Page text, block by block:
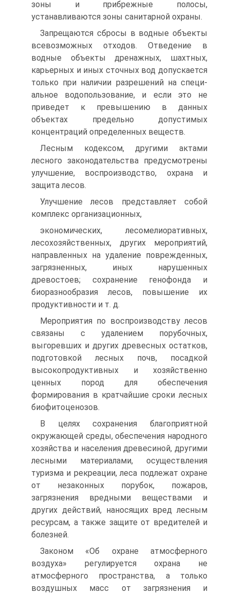
зоны и прибрежные полосы,
устанавливаются зоны санитарной охраны.
Запрещаются сбросы в водные объекты
всевозможных отходов. Отведение в
водные объекты дренажных, шахтных,
карьерных и иных сточных вод допускается
только при наличии разрешений на специ­
альное водопользование, и если это не
приведет к превышению в дан­ных
объектах предельно допустимых
концентраций определенных веществ.
Лесным кодексом, другими актами
лесного законодательства пре­дусмотрены
улучшение, воспроизводство, охрана и
защита лесов.
Улучшение лесов представляет собой
комплекс организационных,
экономических, лесомелиоративных,
лесохозяйственных, других ме­роприятий,
направленных на удаление поврежденных,
загрязненных, иных нарушенных
древостоев; сохранение генофонда и
биоразнообра­зия лесов, повышение их
продуктивности и т. д.
Мероприятия по воспроизводству лесов
связаны с удалением по­рубочных,
выгоревших и других древесных остатков,
подготовкой лес­ных почв, посадкой
высокопродуктивных и хозяйственно
ценных по­род для обеспечения
формирования в кратчайшие сроки лесных
биофитоценозов.
В целях сохранения благоприятной
окружающей среды, обеспече­ния народного
хозяйства и населения древесиной, другими
лесными материалами, осуществления
туризма и рекреации, леса подлежат охране
от незаконных порубок, пожаров,
загрязнения вредными вещест­вами и
других действий, наносящих вред лесным
ресурсам, а также защите от вредителей и
болезней.
Законом «Об охране атмосферного
воздуха» регулируется охрана не
атмосферного пространства, а только
воздушных масс от загрязнения и